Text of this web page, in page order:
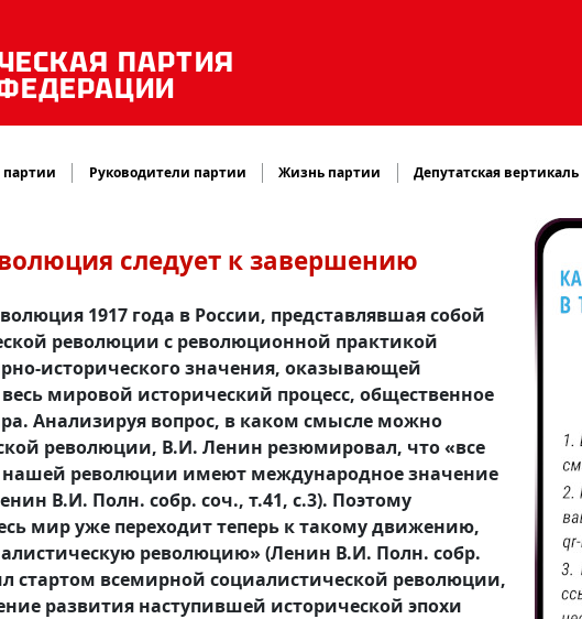
ПАРТИЯ
Руководители партии Жизнь партии Депутатская вертикаль
следует к завершению
1917 года в России, представлявшая собой
революции с революционной практикой
исторического значения, оказывающей
мировой исторический процесс, общественное
Анализируя вопрос, в каком смысле можно
революции, В.И. Ленин резюмировал, что «все
нашей революции имеют международное значение
В.И. Полн. собр. соч., т.41, с.3). Поэтому
мир уже переходит теперь к такому движению,
революцию» (Ленин В.И. Полн. собр.
стартом всемирной социалистической революции,
развития наступившей исторической эпохи